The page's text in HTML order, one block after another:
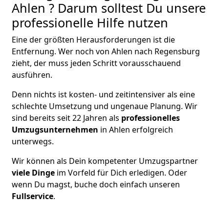
Ahlen ? Darum solltest Du unsere
professionelle Hilfe nutzen
Eine der größten Herausforderungen ist die
Entfernung. Wer noch von Ahlen nach Regensburg
zieht, der muss jeden Schritt vorausschauend
ausführen.
Denn nichts ist kosten- und zeitintensiver als eine
schlechte Umsetzung und ungenaue Planung. Wir
sind bereits seit 22 Jahren als professionelles
Umzugsunternehmen in Ahlen erfolgreich
unterwegs.
Wir können als Dein kompetenter Umzugspartner
viele Dinge im Vorfeld für Dich erledigen. Oder
wenn Du magst, buche doch einfach unseren
Fullservice.